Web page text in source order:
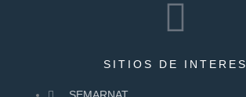
SITIOS DE INTERES